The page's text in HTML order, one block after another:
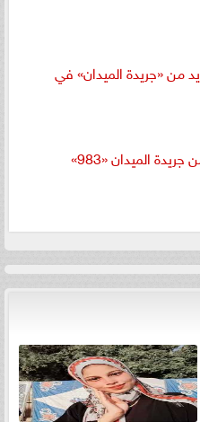
من «جريدة الميدان» في
الميدان «983»